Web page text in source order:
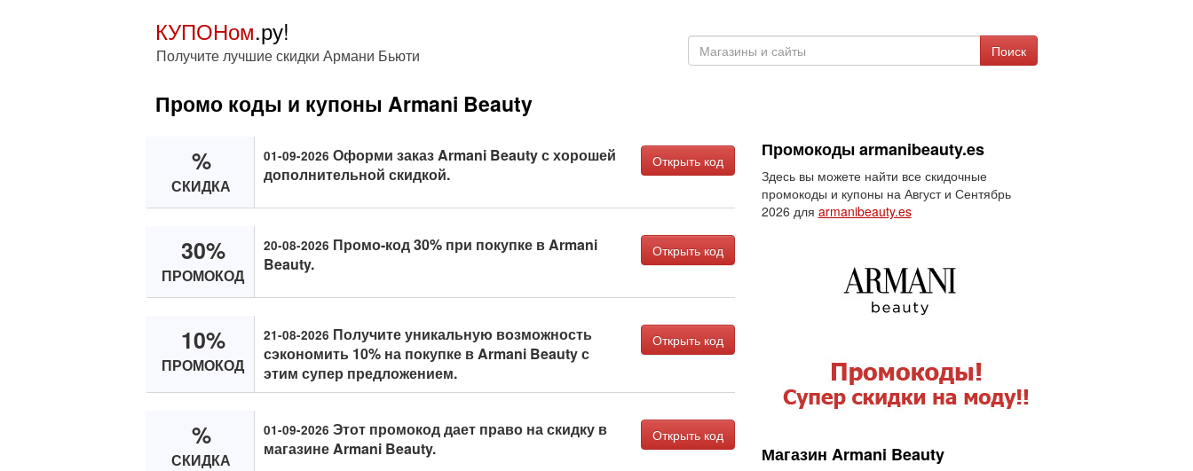
КУПОНом.ру!
Получите лучшие скидки Армани Бьюти Поиск
Промо коды и купоны Armani Beauty
%
СКИДКА
01-09-2026 Оформи заказ Armani Beauty с хорошей
дополнительной скидкой.
Открыть код
30%
ПРОМОКОД
20-08-2026 Промо-код 30% при покупке в Armani
Beauty.
Открыть код
10%
ПРОМОКОД
21-08-2026 Получите уникальную возможность
сэкономить 10% на покупке в Armani Beauty с
этим супер предложением.
Открыть код
%
СКИДКА
01-09-2026 Этот промокод дает право на скидку в
магазине Armani Beauty.
Открыть код
Промокоды armanibeauty.es
Здесь вы можете найти все скидочные
промокоды и купоны на Август и Сентябрь
2026 для armanibeauty.es
Магазин Armani Beauty